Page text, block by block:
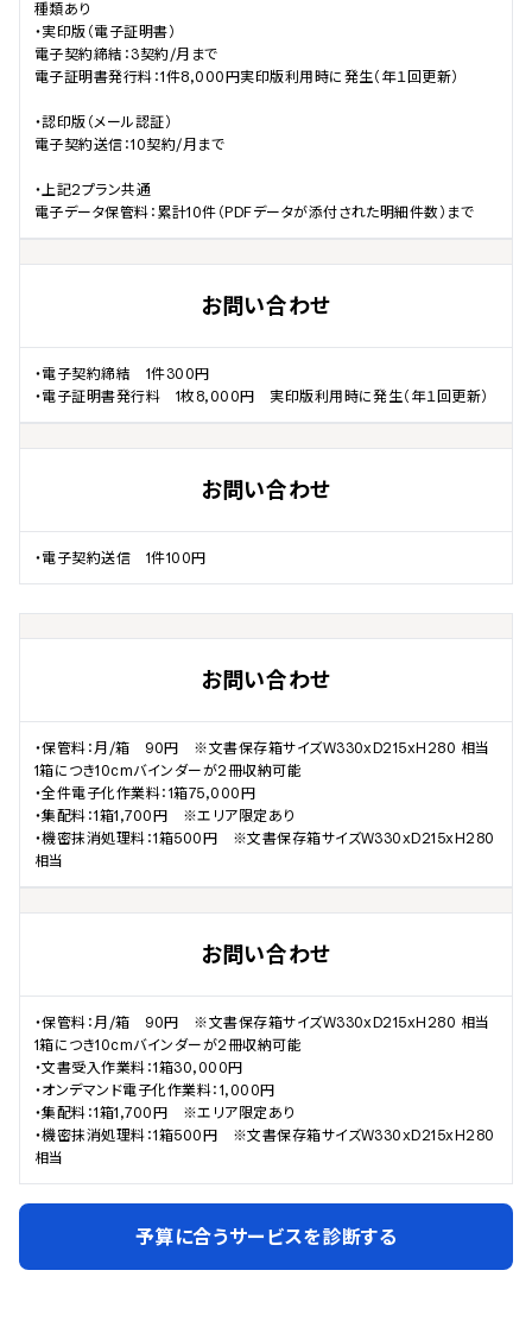
種類あり
・実印版（電子証明書）
電子契約締結：3契約/月まで
電子証明書発行料：1件8,000円実印版利用時に発生（年１回更新）
・認印版（メール認証）
電子契約送信：10契約/月まで
・上記2プラン共通
電子データ保管料：累計10件（PDFデータが添付された明細件数）まで
お問い合わせ
・電子契約締結　1件300円
・電子証明書発行料　1枚8,000円　実印版利用時に発生（年１回更新）
お問い合わせ
・電子契約送信　1件100円
お問い合わせ
・保管料：月/箱　90円　※文書保存箱サイズW330xD215xH280 相当
1箱につき10cmバインダーが2冊収納可能
・全件電子化作業料：1箱75,000円
・集配料：1箱1,700円　※エリア限定あり
・機密抹消処理料：1箱500円　※文書保存箱サイズW330xD215xH280
相当
お問い合わせ
・保管料：月/箱　90円　※文書保存箱サイズW330xD215xH280 相当
1箱につき10cmバインダーが2冊収納可能
・文書受入作業料：1箱30,000円
・オンデマンド電子化作業料：1,000円
・集配料：1箱1,700円　※エリア限定あり
・機密抹消処理料：1箱500円　※文書保存箱サイズW330xD215xH280
相当
予算に合うサービスを診断する